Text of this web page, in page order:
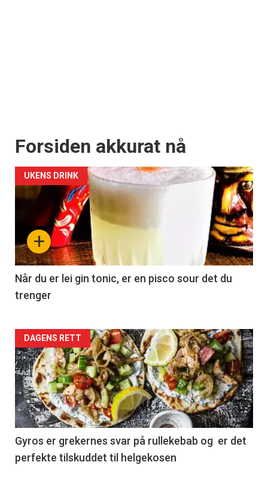
Forsiden akkurat nå
+
UKENS DRINK
Når du er lei gin tonic, er en pisco sour det du
trenger
Forsiden
akkurat
nå
-
2
DAGENS RETT
Gyros er grekernes svar på rullekebab og er det
perfekte tilskuddet til helgekosen